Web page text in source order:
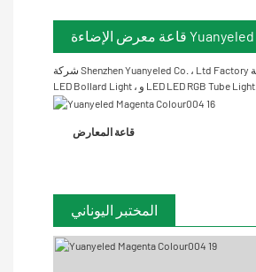
قاعة معرض الإضاءة Yuanyeled
شركة Shenzhen Yuanyeled Co. ، Ltd Factory متخصصة في إنتاج الإضاءة الخارجية عالية الجودة لأضواء مرحلة LED DMX512 مع عرض زر رقمي ، وضوء غسالة الجدار LED ، وضوء الفيضان LED ، وضوء LED ، وضوء LED تحت الأرض ، وضوء LED تحت الماء ، وضوء
LED Bollard Light ، و LED LED RGB Tube Light.
قاعة المعارض
المختبر اليوناني